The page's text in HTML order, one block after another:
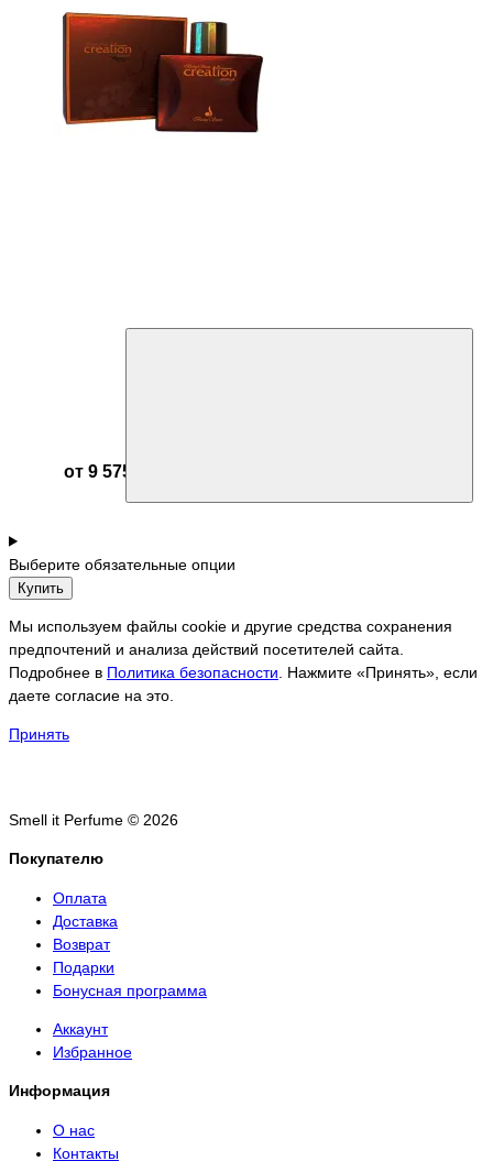
от 9 575 ₽
Выберите обязательные опции
Купить
Мы используем файлы cookie и другие средства сохранения
предпочтений и анализа действий посетителей сайта.
Подробнее в Политика безопасности . Нажмите «Принять», если
даете согласие на это.
Принять
Smell it Perfume © 2026
Покупателю
Оплата
Доставка
Возврат
Подарки
Бонусная программа
Аккаунт
Избранное
Информация
О нас
Контакты